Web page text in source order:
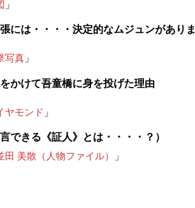
」
には・・・・決定的なムジュンがありま
写真 」
かけて吾童橋に身を投げた理由
ヤモンド 」
できる《証人》とは・・・・？）
田 美散（人物ファイル） 」